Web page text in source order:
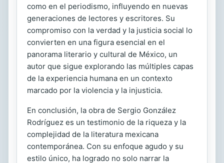
como en el periodismo, influyendo en nuevas
generaciones de lectores y escritores. Su
compromiso con la verdad y la justicia social lo
convierten en una figura esencial en el
panorama literario y cultural de México, un
autor que sigue explorando las múltiples capas
de la experiencia humana en un contexto
marcado por la violencia y la injusticia.
En conclusión, la obra de Sergio González
Rodríguez es un testimonio de la riqueza y la
complejidad de la literatura mexicana
contemporánea. Con su enfoque agudo y su
estilo único, ha logrado no solo narrar la